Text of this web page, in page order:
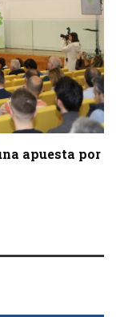
apuesta por